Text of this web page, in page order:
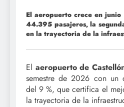
El aeropuerto crece en
44.395 pasajeros, la
en la trayectoria de la
El aeropuerto de
semestre de 2026 con un
del 9 %, que certifica el
la trayectoria de la